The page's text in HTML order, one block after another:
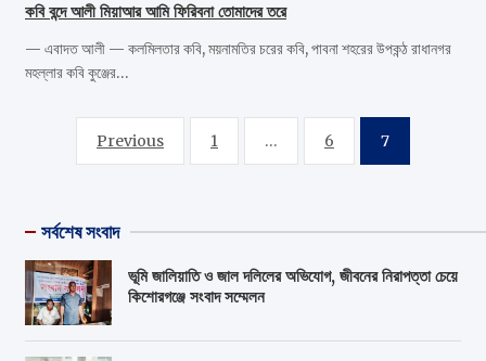
কবি বন্দে আলী মিয়াআর আমি ফিরিবনা তোমাদের তরে
— এবাদত আলী — কলমিলতার কবি, ময়নামতির চরের কবি, পাবনা শহরের উপকন্ঠ রাধানগর
মহল্লার কবি কুঞ্জের…
Posts
pagination
Previous 1 … 6 7
সর্বশেষ সংবাদ
ভূমি জালিয়াতি ও জাল দলিলের অভিযোগ, জীবনের নিরাপত্তা চেয়ে
কিশোরগঞ্জে সংবাদ সম্মেলন